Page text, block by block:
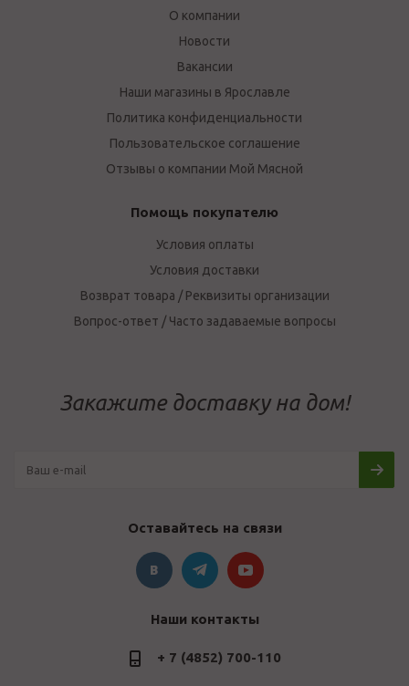
О компании
Новости
Вакансии
Наши магазины в Ярославле
Политика конфиденциальности
Пользовательское соглашение
Отзывы о компании Мой Мясной
Помощь покупателю
Условия оплаты
Условия доставки
Возврат товара / Реквизиты организации
Вопрос-ответ / Часто задаваемые вопросы
Закажите доставку на дом!
Оставайтесь на связи
Наши контакты
+ 7 (4852) 700-110